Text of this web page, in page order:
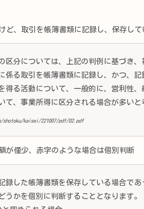
ど、取引を帳簿書類に記録し、保存し
区分については、上記の判例に基づき、
係る取引を帳簿書類に記録し、かつ、
得る活動について、一般的に、営利性
て、事業所得に区分される場合が多いと
kaisei/221007/pdf/02.pdf
が僅少、赤字のような場合は個別判断
録した帳簿書類を保存している場合で
うかを個別に判断することとなります。